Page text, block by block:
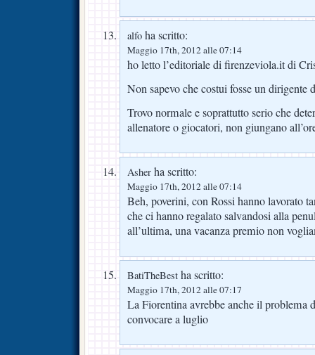
alfo ha scritto:
Maggio 17th, 2012 alle 07:14
ho letto l’editoriale di firenzeviola.it di
Non sapevo che costui fosse un dirigente
Trovo normale e soprattutto serio che
allenatore o giocatori, non giungano
Asher ha scritto:
Maggio 17th, 2012 alle 07:14
Beh, poverini, con Rossi hanno lavorato
che ci hanno regalato salvandosi alla
all’ultima, una vacanza premio non
BatiTheBest ha scritto:
Maggio 17th, 2012 alle 07:17
La Fiorentina avrebbe anche il problema
convocare a luglio